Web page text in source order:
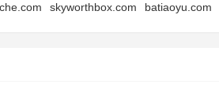
skyworthbox.com batiaoyu.com